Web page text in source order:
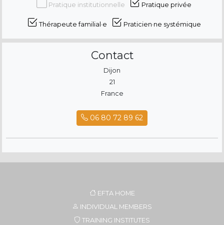
Pratique institutionnelle Pratique privée
Thérapeute familial·e Praticien·ne systémique
Contact
Dijon
21
France
06 80 72 89 62
EFTA HOME
INDIVIDUAL MEMBERS
TRAINING INSTITUTES